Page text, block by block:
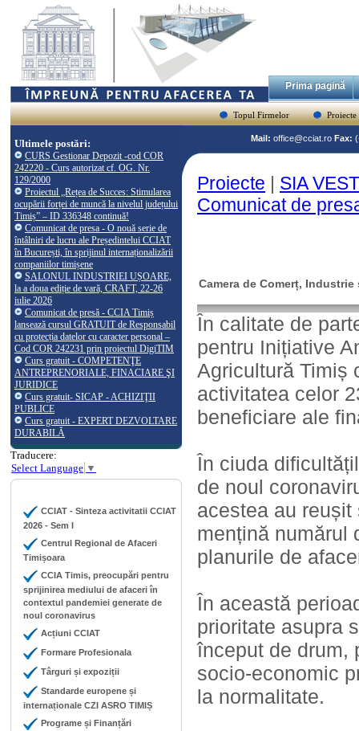
Prima pagină
Topul Firmelor Proiecte
Ultimele postări:
CURS Gestionar Depozit -cod COR
242220 - Curs autorizat cf. OG. Nr.
129/2000
Proiectul „Rețea de Succes: Stimularea
ocupării forței de muncă la nivelul județului
Timiș” – ID 336348 continuă!
Comunicat de presa - O nouă serie de
întâlniri de lucru ale Președintelui CCIAT
în București, în sprijinul internaționalizării
companiilor timișene
SALONUL INDUSTRIEI UȘOARE,
la a doua ediție de vară, CRAFT, 22-26
iulie 2026
Comunicat de presă - CCIA Timiș
lansează cursul GRATUIT de Responsabil
cu protecția datelor cu caracter personal –
Cod COR 242231 prin proiectul DigiTIM
Curs gratuit - COMPETENŢE
ANTREPRENORIALE, FINACIARE ŞI
JURIDICE
Curs gratuit- SICAP - ACHIZIŢII
PUBLICE
Curs gratuit - EXPERT DEZVOLTARE
DURABILĂ
Traducere:
Select Language ▼
CCIAT - Sinteza activitatii CCIAT
2026 - Sem I
Centrul Regional de Afaceri
Timișoara
CCIA Timis, preocupări pentru
sprijinirea mediului de afaceri în
contextul pandemiei generate de
noul coronavirus
Acțiuni CCIAT
Formare Profesionala
Târguri și expoziții
Standarde europene și
internaționale CZI ASRO TIMIȘ
Programe și Finanțări
Mail: office@cciat.ro Fax:
Proiecte | SIA
Comunicat de
Camera de Comerț,
În calitate de
pentru Inițiative
Agricultură Timiș
activitatea celor
beneficiare ale
În ciuda
de noul
acestea au
mențină numărul
planurile de
În această
prioritate asupra
început de drum,
socio-economic
la normalitate.